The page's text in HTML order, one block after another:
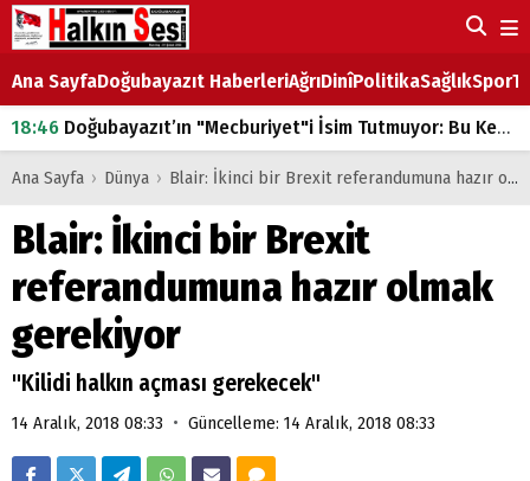
Ana SayfaDoğubayazıt HaberleriAğrıDinîPolitikaSağlıkSpor
18:46 Doğubayazıt’ın "Mecburiyet"i İsim Tutmuyor: Bu Kez de Mem u Zîn Oldu!
07:53Doğubayazıt’ta Ekmek Fiyatlarına Zam
07:16
Doğubayazıt'ta çocukların sırtındaki ağır yük
07:00 DEVLET ve HÜKÜMET
18:29ÇARŞI CADDESİ YAZ BOZ TAHTASI
Ana Sayfa › Dünya › Blair: İkinci bir Brexit referandumuna hazır olmak gerekiyor
Blair: İkinci bir Brexit
referandumuna hazır olmak
gerekiyor
"Kilidi halkın açması gerekecek"
14 Aralık, 2018 08:33 • Güncelleme: 14 Aralık, 2018 08:33